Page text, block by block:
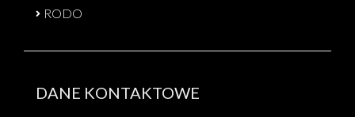
RODO
DANE KONTAKTOWE